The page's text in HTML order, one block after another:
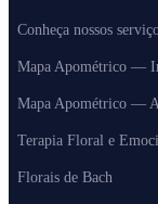
Conheça nossos
Mapa Apométrico —
Mapa Apométrico —
Terapia Floral e
Florais de Bach